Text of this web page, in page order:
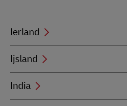
Ierland
Ijsland
India